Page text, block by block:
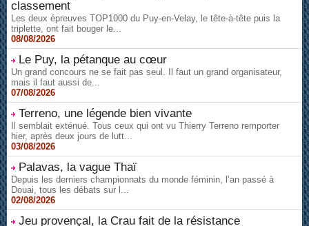
classement
Les deux épreuves TOP1000 du Puy-en-Velay, le tête-à-tête puis la
triplette, ont fait bouger le...
08/08/2026
Le Puy, la pétanque au cœur
Un grand concours ne se fait pas seul. Il faut un grand organisateur,
mais il faut aussi de...
07/08/2026
Terreno, une légende bien vivante
Il semblait exténué. Tous ceux qui ont vu Thierry Terreno remporter
hier, après deux jours de lutt...
03/08/2026
Palavas, la vague Thaï
Depuis les derniers championnats du monde féminin, l’an passé à
Douai, tous les débats sur l...
02/08/2026
Jeu provençal, la Crau fait de la résistance